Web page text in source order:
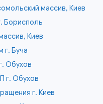
массив, Киев
Борисполь
Киев
г. Буча
Обухов
г. Обухов
г. Киев